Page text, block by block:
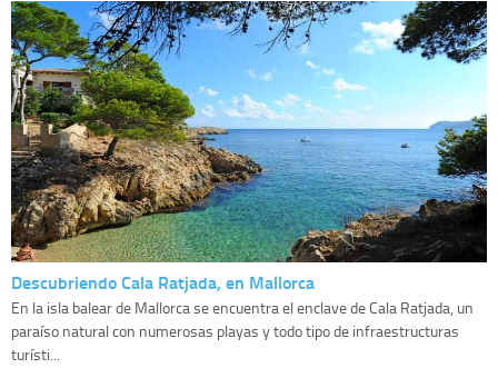
Descubriendo Cala Ratjada, en Mallorca
En la isla balear de Mallorca se encuentra el enclave de Cala Ratjada, un
paraíso natural con numerosas playas y todo tipo de infraestructuras
turísti...